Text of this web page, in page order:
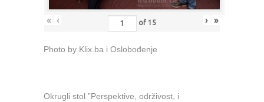
« ‹ of 15 › »
Photo by Klix.ba i Oslobođenje
Okrugli stol ”Perspektive, održivost, i